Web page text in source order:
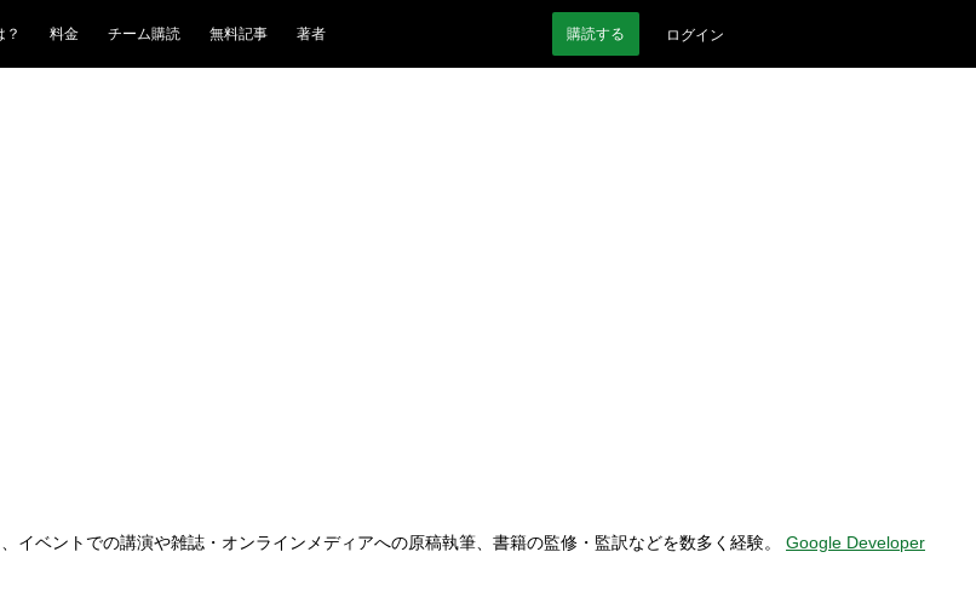
？ 料金 チーム購読 無料記事 著者 購読する ログイン
ベントでの講演や雑誌・オンラインメディアへの原稿執筆、書籍の監修・監訳などを数多く経験。 Google Developer